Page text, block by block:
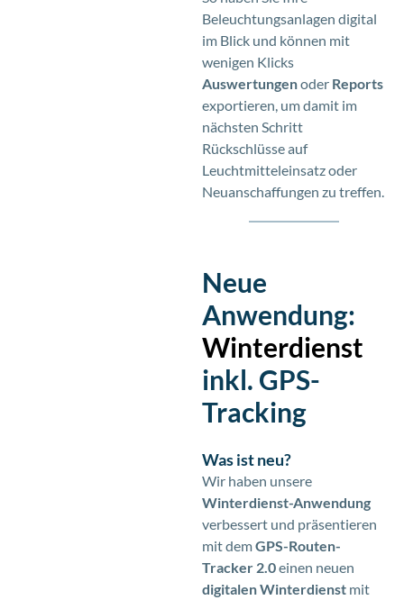
Beleuchtungsanlagen digital
im Blick und können mit
wenigen Klicks
Auswertungenoder Reports
exportieren, um damit im
nächsten Schritt
Rückschlüsse auf
Leuchtmitteleinsatz oder
Neuanschaffungen zu treffen.
Neue
Anwendung:
Winterdienst
inkl. GPS-
Tracking
Was ist neu?
Wir haben unsere
Winterdienst-Anwendung
verbessert und präsentieren
mit demGPS-Routen-
Tracker 2.0einen neuen
digitalen Winterdienst mit